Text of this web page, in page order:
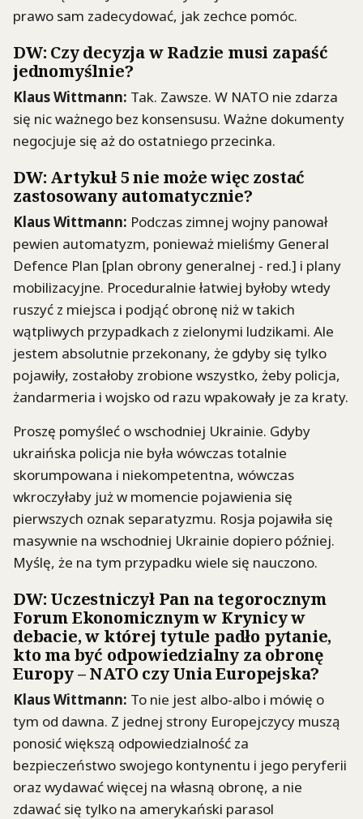
prawo sam zadecydować, jak zechce pomóc.
DW: Czy decyzja w Radzie musi zapaść
jednomyślnie?
KlausWittmann: Tak. Zawsze. W NATO nie zdarza
się nic ważnego bez konsensusu. Ważne dokumenty
negocjuje się aż do ostatniego przecinka.
DW: Artykuł 5 nie może więc zostać
zastosowany automatycznie?
KlausWittmann: Podczas zimnej wojny panował
pewien automatyzm, ponieważ mieliśmy General
Defence Plan [plan obrony generalnej - red.] i plany
mobilizacyjne. Proceduralnie łatwiej byłoby wtedy
ruszyć z miejsca i podjąć obronę niż w takich
wątpliwych przypadkach z zielonymi ludzikami. Ale
jestem absolutnie przekonany, że gdyby się tylko
pojawiły, zostałoby zrobione wszystko, żeby policja,
żandarmeria i wojsko od razu wpakowały je za kraty.
Proszę pomyśleć o wschodniej Ukrainie. Gdyby
ukraińska policja nie była wówczas totalnie
skorumpowana i niekompetentna, wówczas
wkroczyłaby już w momencie pojawienia się
pierwszych oznak separatyzmu. Rosja pojawiła się
masywnie na wschodniej Ukrainie dopiero później.
Myślę, że na tym przypadku wiele się nauczono.
DW: Uczestniczył Pan na tegorocznym
Forum Ekonomicznym w Krynicy w
debacie, w której tytule padło pytanie,
kto ma być odpowiedzialny za obronę
Europy – NATO czy Unia Europejska?
KlausWittmann: To nie jest albo-albo i mówię o
tym od dawna. Z jednej strony Europejczycy muszą
ponosić większą odpowiedzialność za
bezpieczeństwo swojego kontynentu i jego peryferii
oraz wydawać więcej na własną obronę, a nie
zdawać się tylko na amerykański parasol